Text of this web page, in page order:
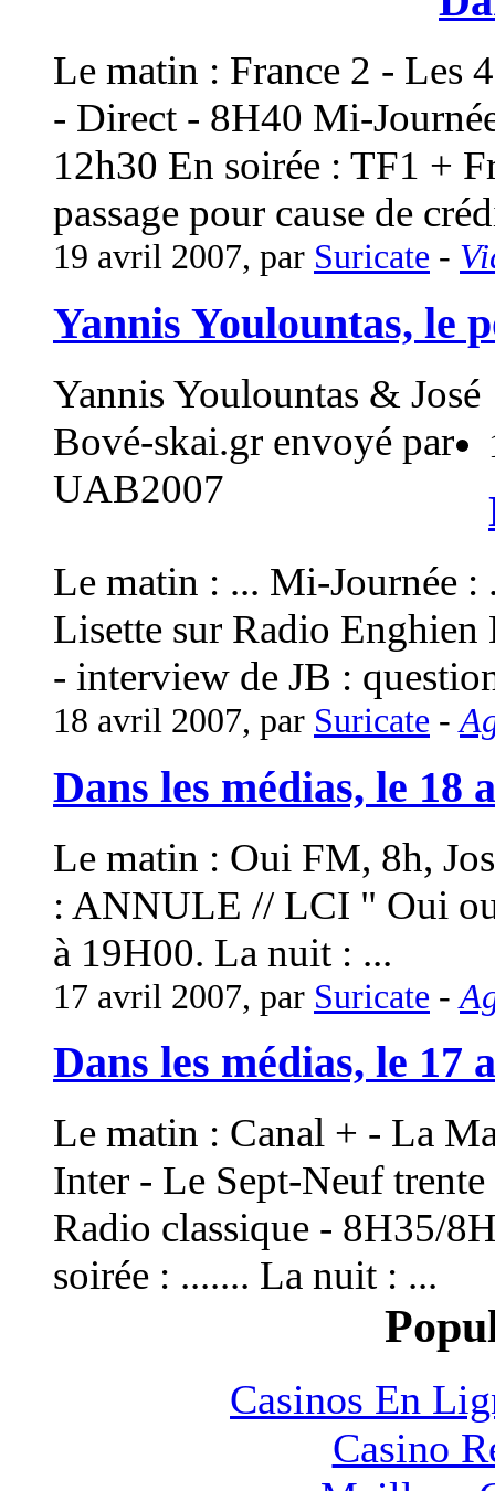
Le matin : France 2 - Les
- Direct - 8H40 Mi-
12h30 En soirée : TF1 +
passage pour cause de
19 avril 2007, par Suricate -
Yannis Youlountas, le
Yannis Youlountas & José
Bové-skai.gr envoyé par
UAB2007
Le matin : ... Mi-Journée :
Lisette sur Radio
- interview de JB :
18 avril 2007, par Suricate -
Dans les médias, le 18
Le matin : Oui FM, 8h,
: ANNULE // LCI " Oui
à 19H00. La nuit : ...
17 avril 2007, par Suricate -
Dans les médias, le 17
Le matin : Canal + - La
Inter - Le Sept-Neuf
Radio classique - 8H35/
soirée : ....... La nuit : ...
Casinos En
Casino